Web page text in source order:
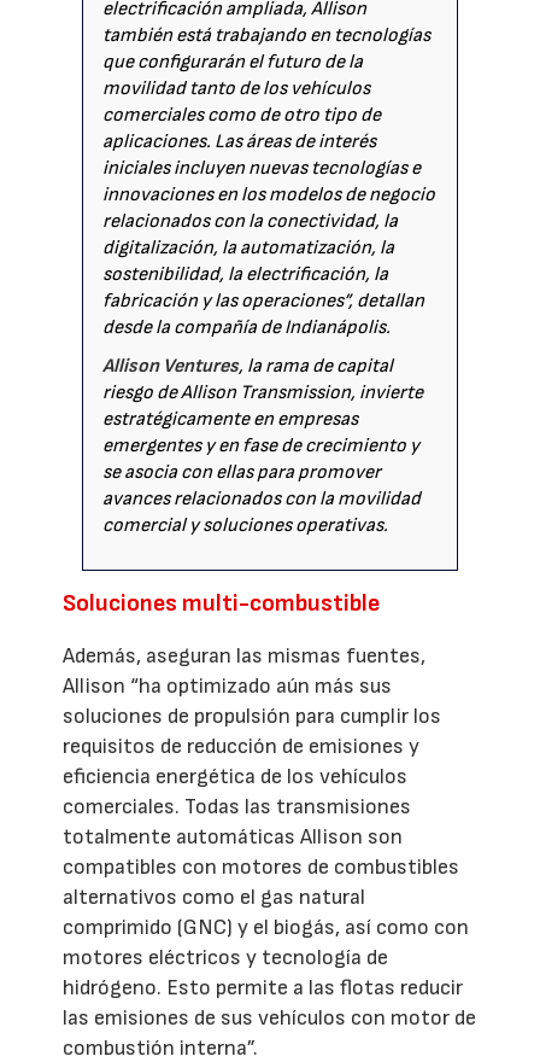
electrificación ampliada, Allison
también está trabajando en tecnologías
que configurarán el futuro de la
movilidad tanto de los vehículos
comerciales como de otro tipo de
aplicaciones. Las áreas de interés
iniciales incluyen nuevas tecnologías e
innovaciones en los modelos de negocio
relacionados con la conectividad, la
digitalización, la automatización, la
sostenibilidad, la electrificación, la
fabricación y las operaciones”, detallan
desde la compañía de Indianápolis.
Allison Ventures, la rama de capital
riesgo de Allison Transmission, invierte
estratégicamente en empresas
emergentes y en fase de crecimiento y
se asocia con ellas para promover
avances relacionados con la movilidad
comercial y soluciones operativas.
Soluciones multi-combustible
Además, aseguran las mismas fuentes,
Allison “ha optimizado aún más sus
soluciones de propulsión para cumplir los
requisitos de reducción de emisiones y
eficiencia energética de los vehículos
comerciales. Todas las transmisiones
totalmente automáticas Allison son
compatibles con motores de combustibles
alternativos como el gas natural
comprimido (GNC) y el biogás, así como con
motores eléctricos y tecnología de
hidrógeno. Esto permite a las flotas reducir
las emisiones de sus vehículos con motor de
combustión interna”.